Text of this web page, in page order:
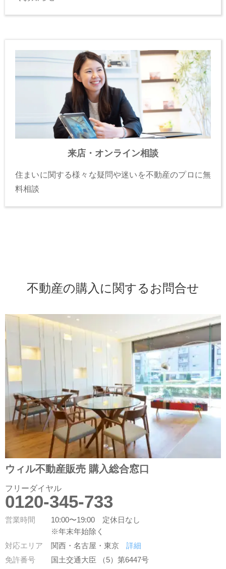
来店・オンライン相談
住まいに関する様々な疑問や迷いを不動産のプロに無
料相談
不動産の購入に関するお問合せ
ウィル不動産販売 購入総合窓口
フリーダイヤル
0120-345-733
営業時間
10:00〜19:00 定休日なし
※年末年始除く
対応エリア
関西・名古屋・東京
詳細
免許番号
国土交通大臣 （5）第6447号